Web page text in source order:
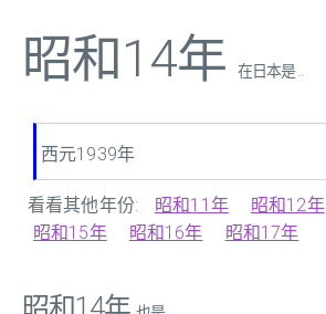
昭和14年 在日本是 ...
西元1939年
看看其他年份: 昭和11年 昭和12年
昭和15年
昭和16年 昭和17年